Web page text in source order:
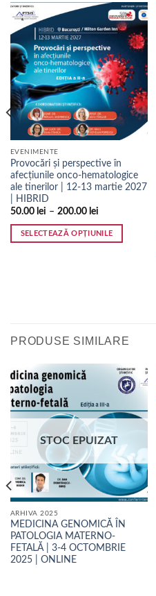
EVENIMENTE
Provocări și perspective în
afecțiunile onco-hematologice
ale tinerilor | 12-13 martie 2027
| HIBRID
50.00 lei – 200.00 lei
SELECTEAZĂ OPȚIUNILE
Opțiunile
alese
în
pagina
produsului.
PRODUSE SIMILARE
STOC EPUIZAT
ARHIVA 2025
MEDICINA GENOMICĂ ÎN
PATOLOGIA MATERNO-
FETALĂ | 3-4 OCTOMBRIE
2025 | ONLINE